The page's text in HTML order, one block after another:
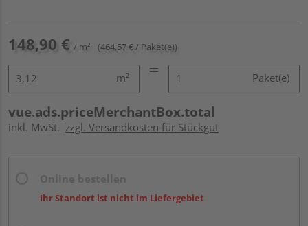
148,90 € / m² (464,57 € / Paket(e))
m² Paket(e)
vue.ads.priceMerchantBox.total
inkl. MwSt. zzgl. Versandkosten für Stückgut
Ihr Standort ist nicht im Liefergebiet